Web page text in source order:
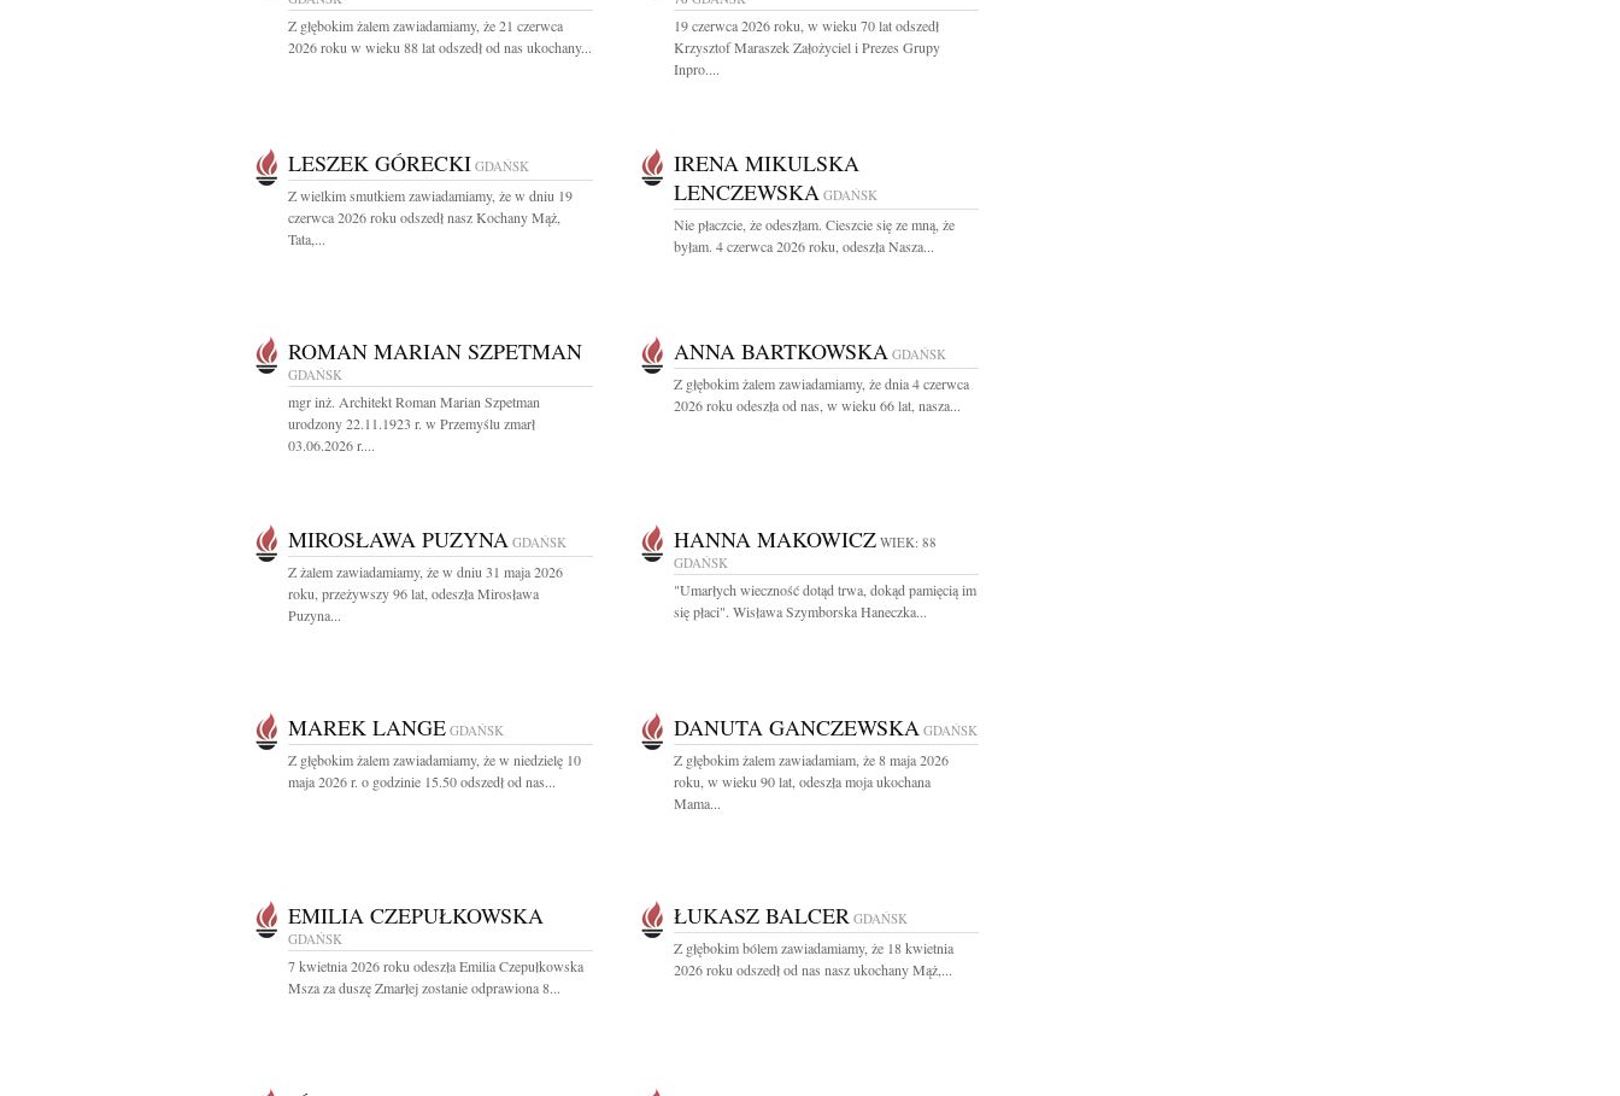
Z głębokim żalem zawiadamiamy, że 21 czerwca
2026 roku w wieku 88 lat odszedł od nas ukochany...
19 czerwca 2026 roku, w wieku 70 lat odszedł
Krzysztof Maraszek Założyciel i Prezes Grupy
Inpro....
LESZEK GÓRECKI GDAŃSK
Z wielkim smutkiem zawiadamiamy, że w dniu 19
czerwca 2026 roku odszedł nasz Kochany Mąż,
Tata,...
IRENA MIKULSKA
LENCZEWSKA GDAŃSK
Nie płaczcie, że odeszłam. Cieszcie się ze mną, że
byłam. 4 czerwca 2026 roku, odeszła Nasza...
ROMAN MARIAN SZPETMAN
GDAŃSK
mgr inż. Architekt Roman Marian Szpetman
urodzony 22.11.1923 r. w Przemyślu zmarł
03.06.2026 r....
ANNA BARTKOWSKA GDAŃSK
Z głębokim żalem zawiadamiamy, że dnia 4 czerwca
2026 roku odeszła od nas, w wieku 66 lat, nasza...
MIROSŁAWA PUZYNA GDAŃSK
Z żalem zawiadamiamy, że w dniu 31 maja 2026
roku, przeżywszy 96 lat, odeszła Mirosława
Puzyna...
HANNA MAKOWICZ WIEK: 88
GDAŃSK
"Umarłych wieczność dotąd trwa, dokąd pamięcią im
się płaci". Wisława Szymborska Haneczka...
MAREK LANGE GDAŃSK
Z głębokim żalem zawiadamiamy, że w niedzielę 10
maja 2026 r. o godzinie 15.50 odszedł od nas...
DANUTA GANCZEWSKA GDAŃSK
Z głębokim żalem zawiadamiam, że 8 maja 2026
roku, w wieku 90 lat, odeszła moja ukochana
Mama...
EMILIA CZEPUŁKOWSKA
GDAŃSK
7 kwietnia 2026 roku odeszła Emilia Czepułkowska
Msza za duszę Zmarłej zostanie odprawiona 8...
ŁUKASZ BALCER GDAŃSK
Z głębokim bólem zawiadamiamy, że 18 kwietnia
2026 roku odszedł od nas nasz ukochany Mąż,...